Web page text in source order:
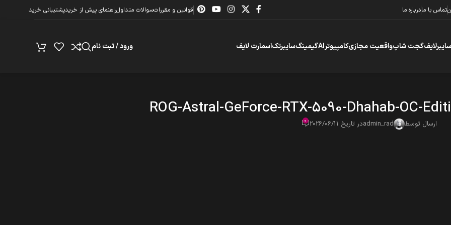
تماس با مادرباره ما قوانین و مقرراتسوالات متداولراهنمای پیش از خریدپشتیبانی خرید
گجت شاپواقعیت مجازیکامپیوترAIگیمینگسایبرتکاسمارت لایف ورود / ثبت نام
ROG-Astral-GeForce-RTX-5090-Dhahab-OC-
ارسال توسط admin_radدر تاریخ 2026/06/11 0